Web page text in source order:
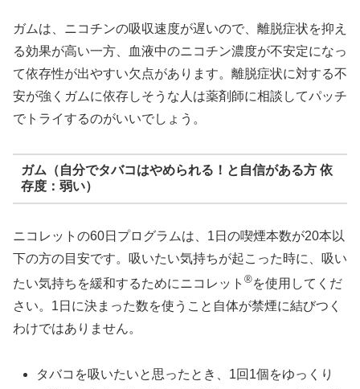
ガムは、ニコチンの吸収速度が遅いので、離脱症状を抑え
る効果が高い一方、血液中のニコチン濃度が不安定になっ
て依存性が出やすい欠点があります。離脱症状に対する不
安が強くガムに依存しそうな人は薬剤師に相談してパッチ
でトライするのがいいでしょう。
ガム（自分でタバコはやめられる！と自信がある方 依
存度：弱い）
ニコレットの60日プログラムは、1日の喫煙本数が20本以
下の方の目安です。吸いたい気持ちが起こった時に、吸い
たい気持ちを緩和するためにニコレット ®を使用してくだ
さい。1日に決まった数を使うこと自体が禁煙に結びつく
わけではありません。
タバコを吸いたいと思ったとき、1回1個をゆっくり